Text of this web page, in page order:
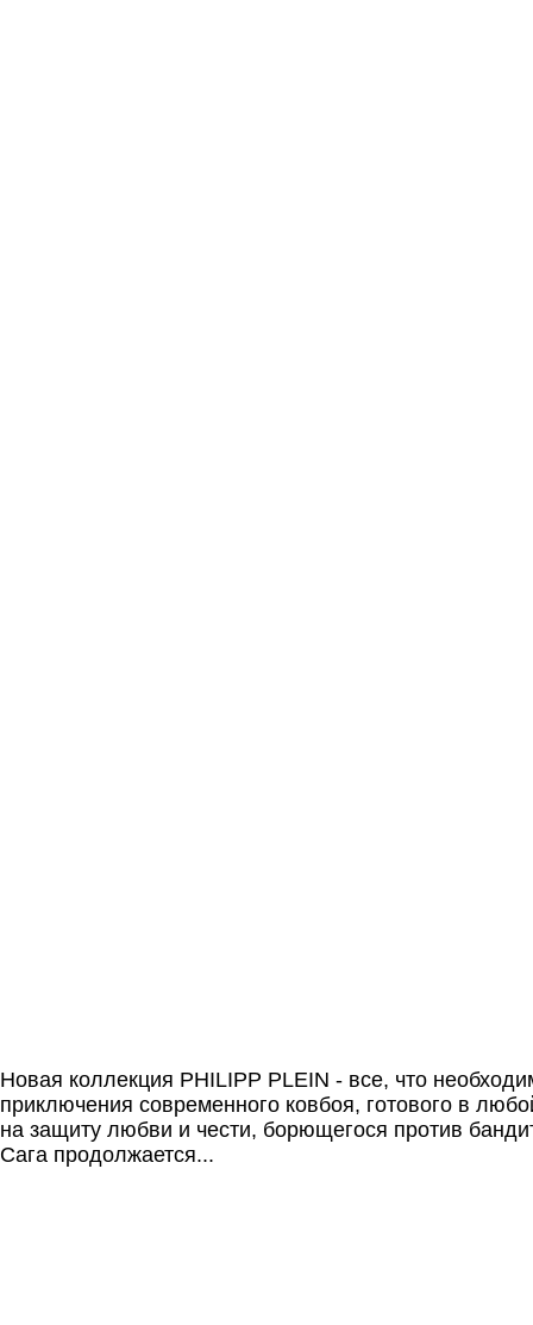
Новая коллекция PHILIPP PLEIN - все, что
приключения современного ковбоя, готового в
на защиту любви и чести, борющегося против
Сага продолжается...